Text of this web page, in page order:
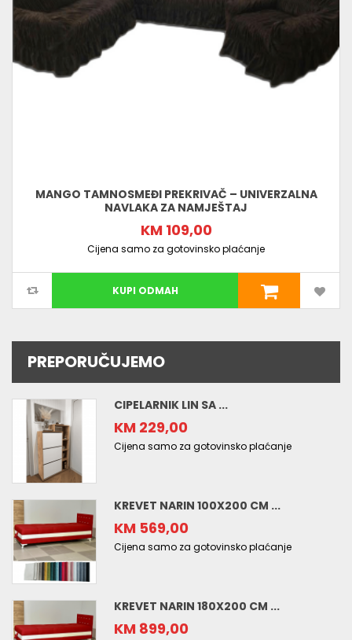
MANGO TAMNOSMEĐI PREKRIVAČ – UNIVERZALNA
NAVLAKA ZA NAMJEŠTAJ
KM 109,00
Cijena samo za gotovinsko plaćanje
KUPI ODMAH
PREPORUČUJEMO
CIPELARNIK LIN SA ...
KM 229,00
Cijena samo za gotovinsko plaćanje
KREVET NARIN 100X200 CM ...
KM 569,00
Cijena samo za gotovinsko plaćanje
KREVET NARIN 180X200 CM ...
KM 899,00